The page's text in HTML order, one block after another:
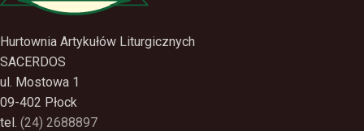
Hurtownia Artykułów Liturgicznych
SACERDOS
ul. Mostowa 1
09-402 Płock
tel. (24) 2688897